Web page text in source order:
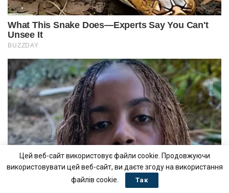
Цей веб-сайт використовує файли cookie. Продовжуючи
використовувати цей веб-сайт, ви даєте згоду на використання
файлів cookie.
Так